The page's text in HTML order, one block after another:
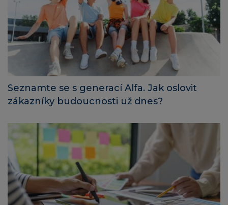
Seznamte se s generací Alfa. Jak oslovit
zákazníky budoucnosti už dnes?